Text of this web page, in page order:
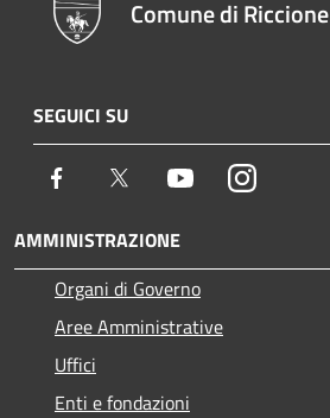
Comune di Riccione
SEGUICI SU
Facebook Twitter YoutubeInstagram
AMMINISTRAZIONE
Organi di Governo
Aree Amministrative
Uffici
Enti e fondazioni